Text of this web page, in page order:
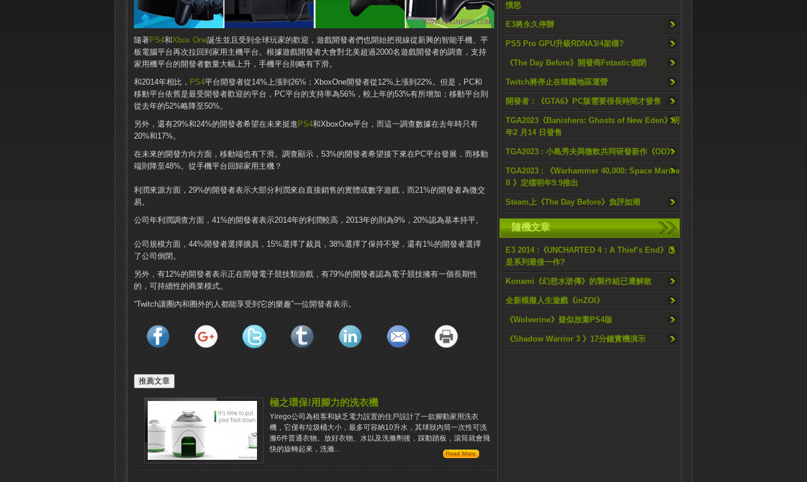
憤怒
E3將永久停辦
PS5 Pro GPU升級RDNA3/4架構?
《The Day Before》開發商Fntastic倒閉
Twitch將停止在韓國地區運營
開發者：《GTA6》PC版需要很長時間才發售
TGA2023《Banishers: Ghosts of New Eden》明
年2 月14 日發售
TGA2023 : 小島秀夫與微軟共同研發新作《OD》
TGA2023 : 《Warhammer 40,000: Space Marine
II 》定檔明年9.9推出
Steam上《The Day Before》負評如潮
隨機文章
E3 2014 :《UNCHARTED 4：A Thief’s End》已
是系列最後一作?
Konami《幻想水滸傳》的製作組已遭解散
全新模擬人生遊戲《inZOI》
《Wolverine》疑似放棄PS4版
《Shadow Warrior 3 》17分鐘實機演示
隨著PS4和Xbox One誕生並且受到全球玩家的歡迎，遊戲開發者們也開始把視線從新興的智能手機、平
板電腦平台再次拉回到家用主機平台。根據遊戲開發者大會對北美超過2000名遊戲開發者的調查，支持
家用機平台的開發者數量大幅上升，手機平台則略有下滑。
和2014年相比， PS4平台開發者從14%上漲到26%；XboxOne開發者從12%上漲到22%。但是，PC和
移動平台依舊是最受開發者歡迎的平台，PC平台的支持率為56%，較上年的53%有所增加；移動平台則
從去年的52%略降至50%。
另外，還有29%和24%的開發者希望在未來挺進 PS4和XboxOne平台，而這一調查數據在去年時只有
20%和17%。
在未來的開發方向方面，移動端也有下滑。調查顯示，53%的開發者希望接下來在PC平台發展，而移動
端則降至48%。從手機平台回歸家用主機？
利潤來源方面，29%的開發者表示大部分利潤來自直接銷售的實體或數字遊戲，而21%的開發者為微交
易。
公司年利潤調查方面，41%的開發者表示2014年的利潤較高，2013年的則為9%，20%認為基本持平。
公司規模方面，44%開發者選擇擴員，15%選擇了裁員，38%選擇了保持不變，還有1%的開發者選擇
了公司倒閉。
另外，有12%的開發者表示正在開發電子競技類游戲，有79%的開發者認為電子競技擁有一個長期性
的，可持續性的商業模式。
“Twitch讓圈內和圈外的人都能享受到它的樂趣”一位開發者表示。
極之環保!用腳力的洗衣機
Yirego公司為租客和缺乏電力設置的住戶設計了一款腳動家用洗衣
機，它僅有垃圾桶大小，最多可容納10升水，其球狀內筒一次性可洗
滌6件普通衣物。放好衣物、水以及洗滌劑後，踩動踏板，滾筒就會飛
快的旋轉起來，洗滌...